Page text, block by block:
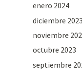
enero 2024
diciembre 2023
noviembre
octubre 2023
septiembre